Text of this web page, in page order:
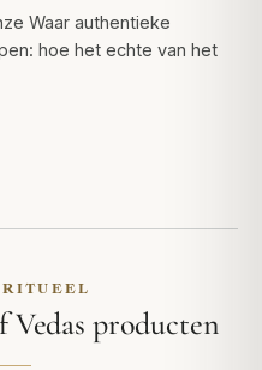
Waar authentieke
hoe het echte van het
producten